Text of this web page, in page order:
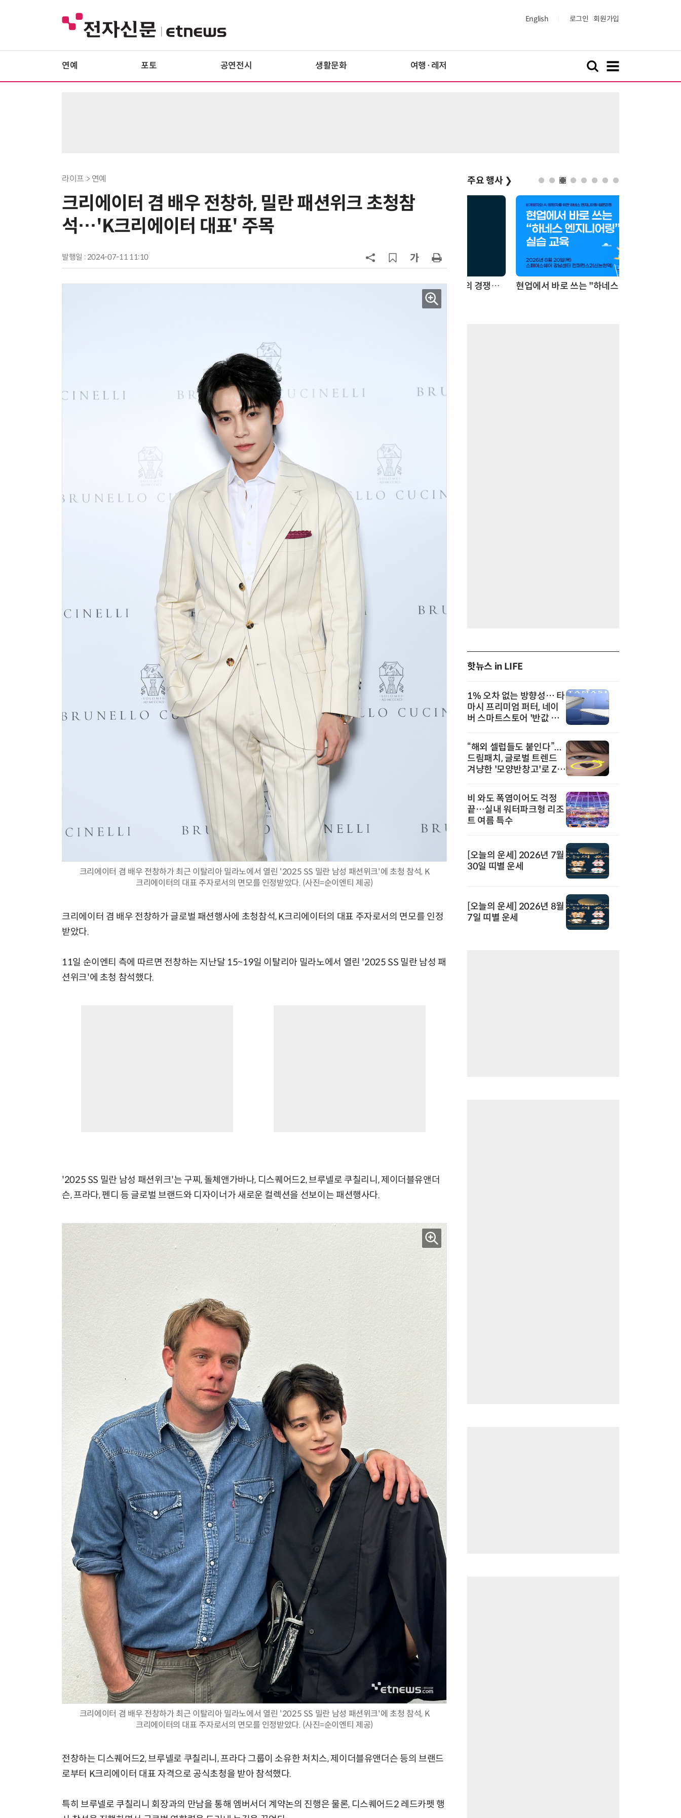
English 로그인 회원가입
연예 포토 공연전시 생활문화 여행·레저
라이프 > 연예
크리에이터 겸 배우 전창하, 밀란 패션위크 초청참
석…'K크리에이터 대표' 주목
발행일 : 2024-07-11 11:10
크리에이터 겸 배우 전창하가 최근 이탈리아 밀라노에서 열린 '2025 SS 밀란 남성 패션위크'에 초청 참석, K
크리에이터의 대표 주자로서의 면모를 인정받았다. (사진=순이엔티 제공)
크리에이터 겸 배우 전창하가 글로벌 패션행사에 초청참석, K크리에이터의 대표 주자로서의 면모를 인정
받았다.
11일 순이엔티 측에 따르면 전창하는 지난달 15~19일 이탈리아 밀라노에서 열린 '2025 SS 밀란 남성 패
션위크'에 초청 참석했다.
'2025 SS 밀란 남성 패션위크'는 구찌, 돌체앤가바나, 디스퀘어드2, 브루넬로 쿠칠리니, 제이더블유앤더
슨, 프라다, 펜디 등 글로벌 브랜드와 디자이너가 새로운 컬렉션을 선보이는 패션행사다.
크리에이터 겸 배우 전창하가 최근 이탈리아 밀라노에서 열린 '2025 SS 밀란 남성 패션위크'에 초청 참석, K
크리에이터의 대표 주자로서의 면모를 인정받았다. (사진=순이엔티 제공)
전창하는 디스퀘어드2, 브루넬로 쿠칠리니, 프라다 그룹이 소유한 처치스, 제이더블유앤더슨 등의 브랜드
로부터 K크리에이터 대표 자격으로 공식초청을 받아 참석했다.
특히 브루넬로 쿠칠리니 회장과의 만남을 통해 엠버서더 계약논의 진행은 물론, 디스퀘어드2 레드카펫 행
주요 행사 ❯
AI Native Enterprise를 지원하는 AI Ready Data 플랫폼 활용 전략 AI 시대의 옵저버빌리티: GPU·LLM 모니터링부터 AI 기반 장애 대응까지 체계화 된 데이터가 곧 AI 시대의 경쟁력이다 현업에서 바로 쓰는 "하네스 엔지니어링" 실습 교육
핫뉴스 in LIFE
1% 오차 없는 방향성… 타
마시 프리미엄 퍼터, 네이
버 스마트스토어 '반값 할
“해외 셀럽들도 붙인다”...
드림패치, 글로벌 트렌드
겨냥한 '모양반창고'로 Z세
비 와도 폭염이어도 걱정
끝…실내 워터파크형 리조
트 여름 특수
[오늘의 운세] 2026년 7월
30일 띠별 운세
[오늘의 운세] 2026년 8월
7일 띠별 운세